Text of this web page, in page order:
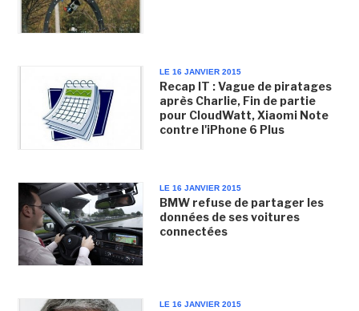
LE 16 JANVIER 2015
Recap IT : Vague de piratages
après Charlie, Fin de partie
pour CloudWatt, Xiaomi Note
contre l'iPhone 6 Plus
LE 16 JANVIER 2015
BMW refuse de partager les
données de ses voitures
connectées
LE 16 JANVIER 2015